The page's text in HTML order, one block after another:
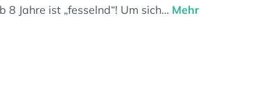
Jahre ist „fesselnd“! Um sich… Mehr